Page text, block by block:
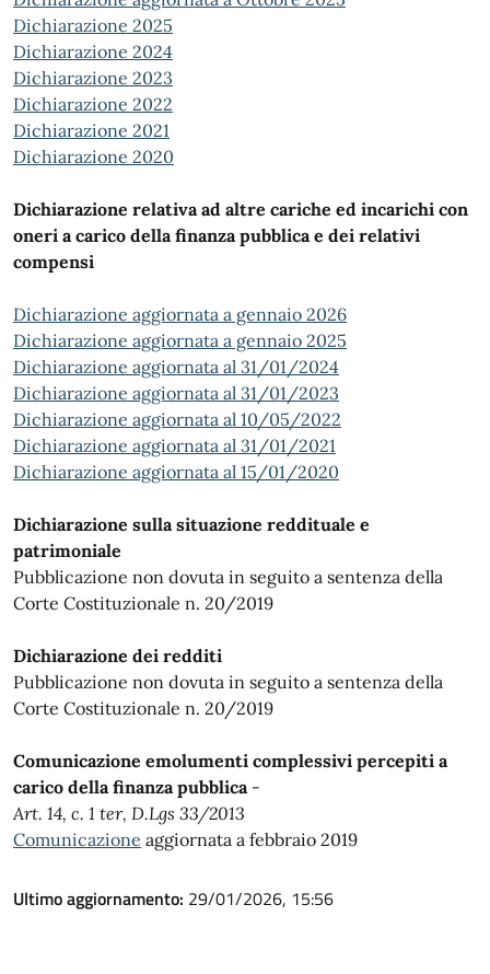
Dichiarazione 2025
Dichiarazione 2024
Dichiarazione 2023
Dichiarazione 2022
Dichiarazione 2021
Dichiarazione 2020
Dichiarazione relativa ad altre cariche ed incarichi con
oneri a carico della finanza pubblica e dei relativi
compensi
Dichiarazione aggiornata a gennaio 2026
Dichiarazione aggiornata a gennaio 2025
Dichiarazione aggiornata al 31/01/2024
Dichiarazione aggiornata al 31/01/2023
Dichiarazione aggiornata al 10/05/2022
Dichiarazione aggiornata al 31/01/2021
Dichiarazione aggiornata al 15/01/2020
Dichiarazione sulla situazione reddituale e
patrimoniale
Pubblicazione non dovuta in seguito a sentenza della
Corte Costituzionale n. 20/2019
Dichiarazione dei redditi
Pubblicazione non dovuta in seguito a sentenza della
Corte Costituzionale n. 20/2019
Comunicazione emolumenti complessivi percepiti a
carico della finanza pubblica-
Art. 14, c. 1 ter, D.Lgs 33/2013
Comunicazione aggiornata a febbraio 2019
Ultimo aggiornamento: 29/01/2026, 15:56